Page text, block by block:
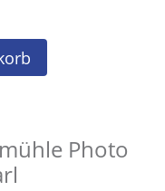
Photo